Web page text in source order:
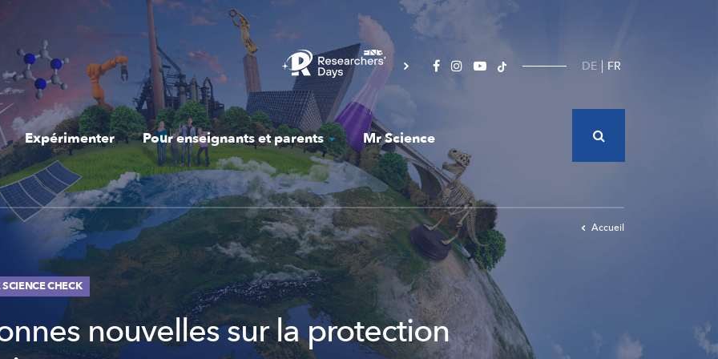
DE FR
Expérimenter Pour enseignants et parents Mr Science
Accueil
CHECK
nouvelles sur la protection